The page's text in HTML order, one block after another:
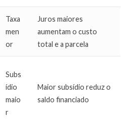
Taxa
men
or
Juros maiores
aumentam o custo
total e a parcela
Subs
ídio
maio
r
Maior subsídio reduz o
saldo financiado